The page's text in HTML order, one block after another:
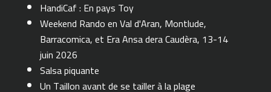
HandiCaf : En pays Toy
Weekend Rando en Val d'Aran, Montlude,
Barracomica, et Era Ansa dera Caudèra, 13-14
juin 2026
Salsa piquante
Un Taillon avant de se tailler à la plage